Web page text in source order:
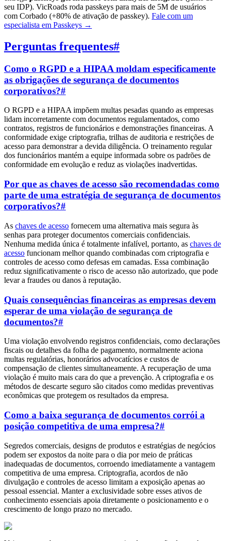
seu IDP). VicRoads roda passkeys para mais de 5M de usuários
com Corbado (+80% de ativação de passkey). Fale com um
especialista em Passkeys →
Perguntas frequentes#
Como o RGPD e a HIPAA moldam especificamente
as obrigações de segurança de documentos
corporativos?#
O RGPD e a HIPAA impõem multas pesadas quando as empresas
lidam incorretamente com documentos regulamentados, como
contratos, registros de funcionários e demonstrações financeiras. A
conformidade exige criptografia, trilhas de auditoria e restrições de
acesso para demonstrar a devida diligência. O treinamento regular
dos funcionários mantém a equipe informada sobre os padrões de
conformidade em evolução e reduz as violações inadvertidas.
Por que as chaves de acesso são recomendadas como
parte de uma estratégia de segurança de documentos
corporativos?#
As chaves de acesso fornecem uma alternativa mais segura às
senhas para proteger documentos comerciais confidenciais.
Nenhuma medida única é totalmente infalível, portanto, as chaves de
acesso funcionam melhor quando combinadas com criptografia e
controles de acesso como defesas em camadas. Essa combinação
reduz significativamente o risco de acesso não autorizado, que pode
levar a fraudes ou danos à reputação.
Quais consequências financeiras as empresas devem
esperar de uma violação de segurança de
documentos?#
Uma violação envolvendo registros confidenciais, como declarações
fiscais ou detalhes da folha de pagamento, normalmente aciona
multas regulatórias, honorários advocatícios e custos de
compensação de clientes simultaneamente. A recuperação de uma
violação é muito mais cara do que a prevenção. A criptografia e os
métodos de descarte seguro são citados como medidas preventivas
econômicas que protegem os resultados da empresa.
Como a baixa segurança de documentos corrói a
posição competitiva de uma empresa?#
Segredos comerciais, designs de produtos e estratégias de negócios
podem ser expostos da noite para o dia por meio de práticas
inadequadas de documentos, corroendo imediatamente a vantagem
competitiva de uma empresa. Criptografia, acordos de não
divulgação e controles de acesso limitam a exposição apenas ao
pessoal essencial. Manter a exclusividade sobre esses ativos de
conhecimento essenciais apoia diretamente o posicionamento e o
crescimento de longo prazo no mercado.